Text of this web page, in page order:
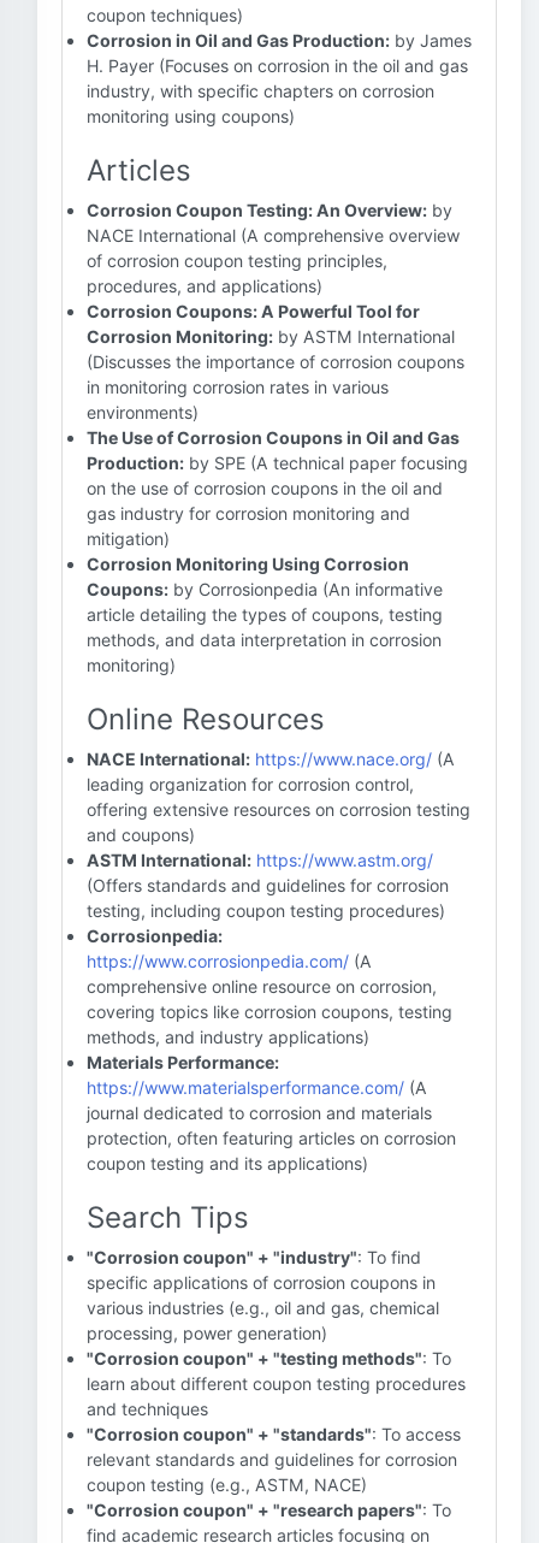
coupon techniques)
Corrosion in Oil and Gas Production: by James
H. Payer (Focuses on corrosion in the oil and gas
industry, with specific chapters on corrosion
monitoring using coupons)
Articles
Corrosion Coupon Testing: An Overview: by
NACE International (A comprehensive overview
of corrosion coupon testing principles,
procedures, and applications)
Corrosion Coupons: A Powerful Tool for
Corrosion Monitoring: by ASTM International
(Discusses the importance of corrosion coupons
in monitoring corrosion rates in various
environments)
The Use of Corrosion Coupons in Oil and Gas
Production: by SPE (A technical paper focusing
on the use of corrosion coupons in the oil and
gas industry for corrosion monitoring and
mitigation)
Corrosion Monitoring Using Corrosion
Coupons: by Corrosionpedia (An informative
article detailing the types of coupons, testing
methods, and data interpretation in corrosion
monitoring)
Online Resources
NACE International: https://www.nace.org/ (A
leading organization for corrosion control,
offering extensive resources on corrosion testing
and coupons)
ASTM International: https://www.astm.org/
(Offers standards and guidelines for corrosion
testing, including coupon testing procedures)
Corrosionpedia:
https://www.corrosionpedia.com/ (A
comprehensive online resource on corrosion,
covering topics like corrosion coupons, testing
methods, and industry applications)
Materials Performance:
https://www.materialsperformance.com/ (A
journal dedicated to corrosion and materials
protection, often featuring articles on corrosion
coupon testing and its applications)
Search Tips
"Corrosion coupon" + "industry": To find
specific applications of corrosion coupons in
various industries (e.g., oil and gas, chemical
processing, power generation)
"Corrosion coupon" + "testing methods": To
learn about different coupon testing procedures
and techniques
"Corrosion coupon" + "standards": To access
relevant standards and guidelines for corrosion
coupon testing (e.g., ASTM, NACE)
"Corrosion coupon" + "research papers": To
find academic research articles focusing on